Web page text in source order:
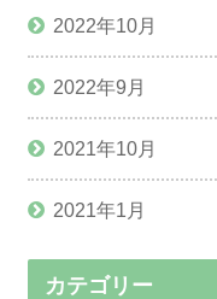
2022年10月
2022年9月
2021年10月
2021年1月
カテゴリー